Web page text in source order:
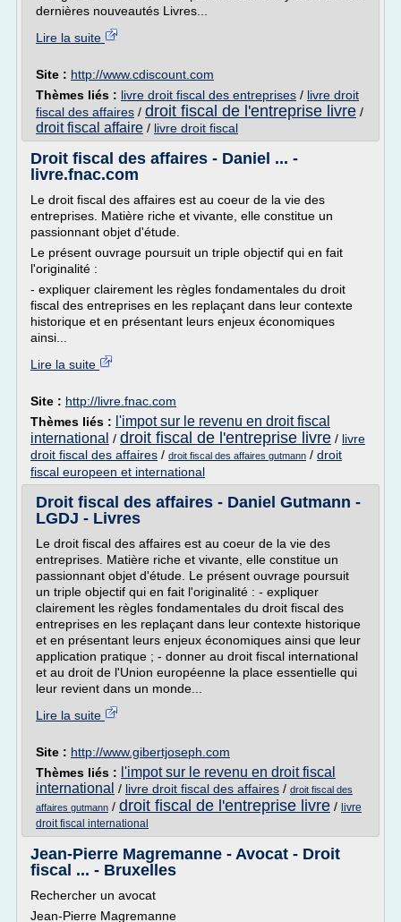
dernières nouveautés Livres...
Lire la suite
Site : http://www.cdiscount.com
Thèmes liés : livre droit fiscal des entreprises / livre droit
fiscal des affaires / droit fiscal de l'entreprise livre /
droit fiscal affaire / livre droit fiscal
Droit fiscal des affaires - Daniel ... -
livre.fnac.com
Le droit fiscal des affaires est au coeur de la vie des
entreprises. Matière riche et vivante, elle constitue un
passionnant objet d'étude.
Le présent ouvrage poursuit un triple objectif qui en fait
l'originalité :
- expliquer clairement les règles fondamentales du droit
fiscal des entreprises en les replaçant dans leur contexte
historique et en présentant leurs enjeux économiques
ainsi...
Lire la suite
Site : http://livre.fnac.com
Thèmes liés : l'impot sur le revenu en droit fiscal
international / droit fiscal de l'entreprise livre / livre
droit fiscal des affaires / droit fiscal des affaires gutmann / droit
fiscal europeen et international
Droit fiscal des affaires - Daniel Gutmann -
LGDJ - Livres
Le droit fiscal des affaires est au coeur de la vie des
entreprises. Matière riche et vivante, elle constitue un
passionnant objet d'étude. Le présent ouvrage poursuit
un triple objectif qui en fait l'originalité : - expliquer
clairement les règles fondamentales du droit fiscal des
entreprises en les replaçant dans leur contexte historique
et en présentant leurs enjeux économiques ainsi que leur
application pratique ; - donner au droit fiscal international
et au droit de l'Union européenne la place essentielle qui
leur revient dans un monde...
Lire la suite
Site : http://www.gibertjoseph.com
Thèmes liés : l'impot sur le revenu en droit fiscal
international / livre droit fiscal des affaires / droit fiscal des
affaires gutmann / droit fiscal de l'entreprise livre / livre
droit fiscal international
Jean-Pierre Magremanne - Avocat - Droit
fiscal ... - Bruxelles
Rechercher un avocat
Jean-Pierre Magremanne